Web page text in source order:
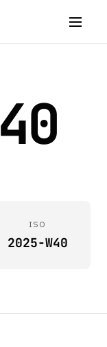
40
ISO
2025-W40